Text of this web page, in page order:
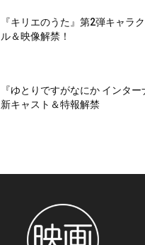
『キリエのうた』第2弾キャラ
ル＆映像解禁！
『ゆとりですがなにか インター
新キャスト＆特報解禁